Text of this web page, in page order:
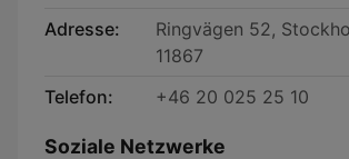
Adresse:
Ringvägen 52,
11867
Telefon:
+46 20 025 25 10
Soziale Netzwerke